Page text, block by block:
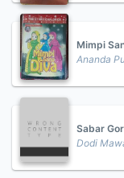
Mimpi
Ananda
Sabar
Dodi